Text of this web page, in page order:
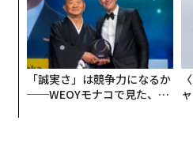
「誠実さ」は競争力になるか
──WEOYモナコで見た、く